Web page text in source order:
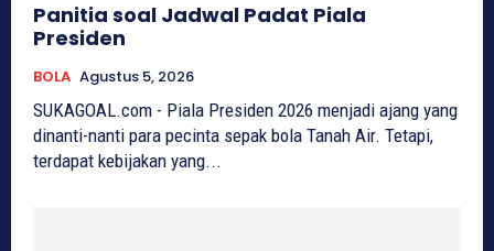
Panitia soal Jadwal Padat Piala
Presiden
BOLA Agustus 5, 2026
SUKAGOAL.com - Piala Presiden 2026 menjadi ajang yang
dinanti-nanti para pecinta sepak bola Tanah Air. Tetapi,
terdapat kebijakan yang...